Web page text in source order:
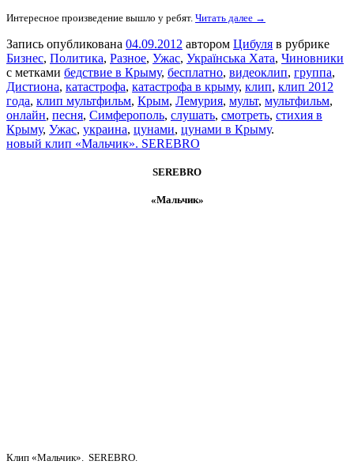
Интересное произведение вышло у ребят. Читать далее →
Запись опубликована 04.09.2012 автором Цибуля в рубрике
Бизнес, Политика, Разное, Ужас, Українська Хата, Чиновники
с метками бедствие в Крыму, бесплатно, видеоклип, группа,
Дистиона, катастрофа, катастрофа в крыму, клип, клип 2012
года, клип мультфильм, Крым, Лемурия, мульт, мультфильм,
онлайн, песня, Симферополь, слушать, смотреть, стихия в
Крыму, Ужас, украина, цунами, цунами в Крыму.
новый клип «Мальчик». SEREBRO
SEREBRO
«Мальчик»
Клип «Мальчик». SEREBRO.